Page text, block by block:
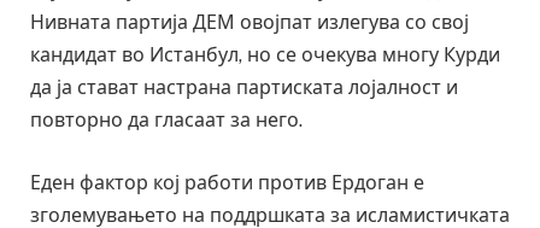
Нивната партија ДЕМ овојпат излегува со свој
кандидат во Истанбул, но се очекува многу Курди
да ја стават настрана партиската лојалност и
повторно да гласаат за него.
Еден фактор кој работи против Ердоган е
зголемувањето на поддршката за исламистичката